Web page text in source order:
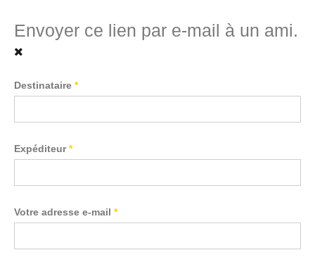
Envoyer ce lien par e-mail à un ami.
Destinataire *
Expéditeur*
Votre adresse e-mail *